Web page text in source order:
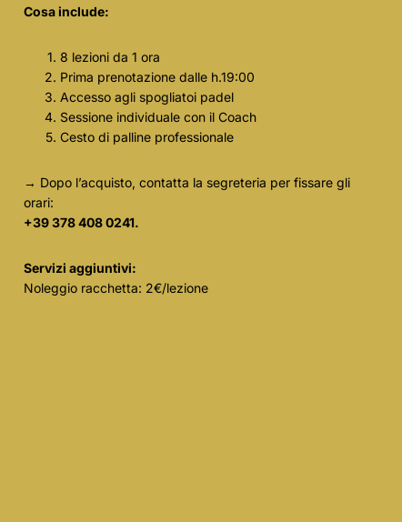
Cosa include:
8 lezioni da 1 ora
Prima prenotazione dalle h.19:00
Accesso agli spogliatoi padel
Sessione individuale con il Coach
Cesto di palline professionale
→ Dopo l’acquisto, contatta la segreteria per fissare gli
orari:
+39 378 408 0241.
Servizi aggiuntivi:
Noleggio racchetta: 2€/lezione